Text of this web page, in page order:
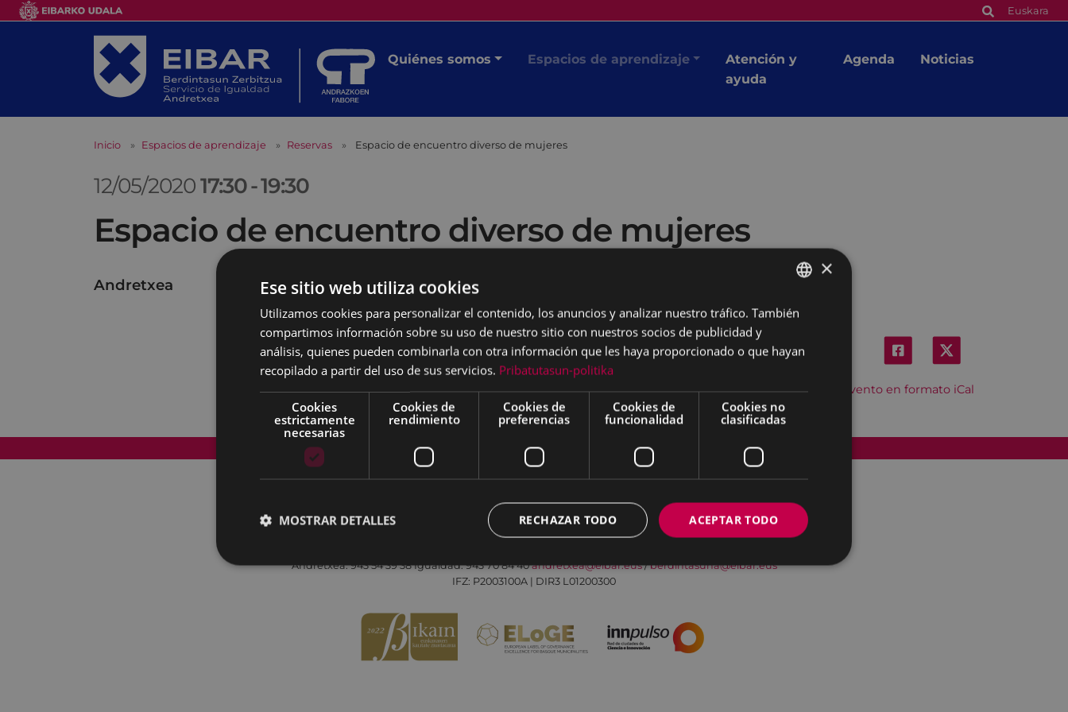
Euskara
Quiénes somos Espacios de aprendizaje
Atención y
ayuda
Agenda Noticias
Inicio Espacios de aprendizaje Reservas Espacio de encuentro diverso de mujeres
12/05/202017:30-19:30
Espacio de encuentro diverso de mujeres
Andretxea
Descargar el evento en formato iCal
Mapa del Sitio Aviso legal Política de cookies Contacto Accesibilidad
Todas las redes sociales del Ayuntamiento
Andretxea: 943 54 39 38Igualdad: 943 70 84 40andretxea@eibar.eus/berdintasuna@eibar.eus
IFZ: P2003100A | DIR3 L01200300
BASQUE
×
Ese sitio web utiliza cookies
Utilizamos cookies para personalizar el contenido, los anuncios y analizar nuestro tráfico. También
compartimos información sobre su uso de nuestro sitio con nuestros socios de publicidad y
análisis, quienes pueden combinarla con otra información que les haya proporcionado o que hayan
recopilado a partir del uso de sus servicios. Pribatutasun-politika
Cookies
estrictamente
necesarias
Cookies de
rendimiento
Cookies de
preferencias
Cookies de
funcionalidad
Cookies no
clasificadas
ACEPTAR TODO
RECHAZAR TODO
MOSTRAR DETALLES